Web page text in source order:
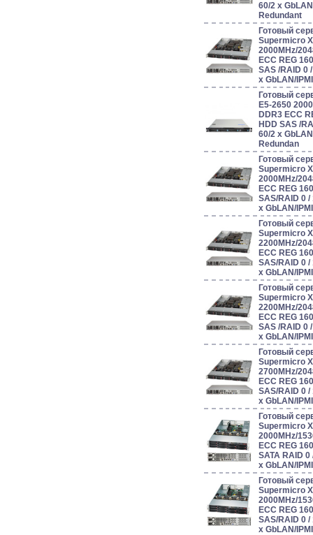
60/2 x
Redundant
Готовый
Supermicro
2000MHz/
ECC REG
SAS /RAID 0
x GbLAN/
Готовый
E5-2650
DDR3 ECC
HDD SAS /
60/2 x
Redundan
Готовый
Supermicro
2000MHz/
ECC REG
SAS/RAID 0 /
x GbLAN/
Готовый
Supermicro
2200MHz/
ECC REG
SAS/RAID 0 /
x GbLAN/
Готовый
Supermicro
2200MHz/
ECC REG
SAS /RAID 0
x GbLAN/
Готовый
Supermicro
2700MHz/
ECC REG
SAS/RAID 0 /
x GbLAN/
Готовый
Supermicro
2000MHz/
ECC REG
SATA RAID 0
x GbLAN/
Готовый
Supermicro
2000MHz/
ECC REG
SAS/RAID 0 /
x GbLAN/